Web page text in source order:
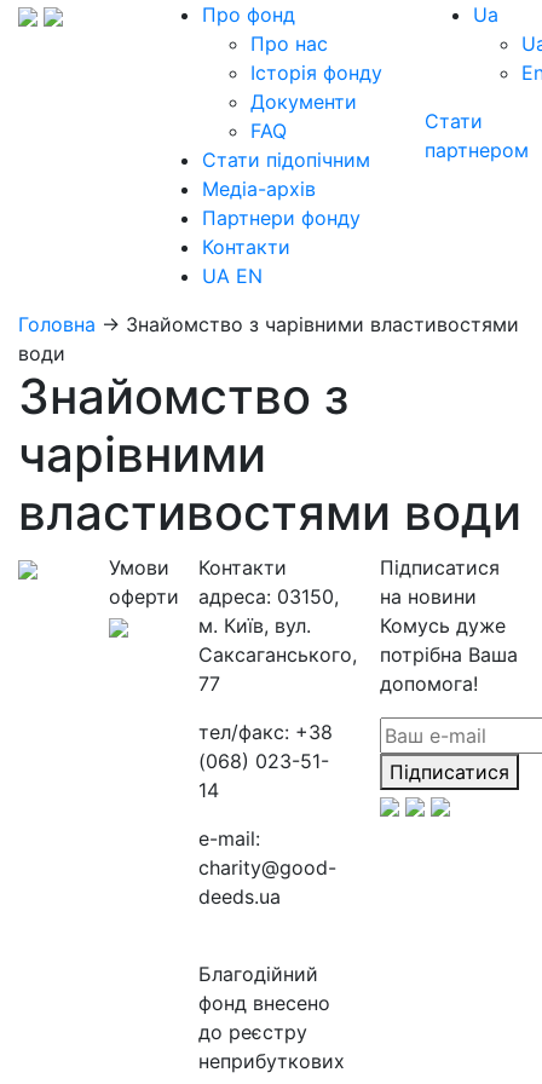
Про фонд
Про нас
Історія фонду
Документи
FAQ
Стати підопічним
Медіа-архів
Партнери фонду
Контакти
UA EN
Ua
Стати
партнером
Головна → Знайомство з чарівними властивостями
води
Знайомство з
чарівними
властивостями води
Умови
оферти
Контакти
адреса: 03150,
м. Київ, вул.
Саксаганського,
77
тел/факс: +38
(068) 023-51-
14
e-mail:
charity@good-
deeds.ua
Благодійний
фонд внесено
до реєстру
неприбуткових
Підписатися
на новини
Комусь дуже
потрібна Ваша
допомога!
Підписатися